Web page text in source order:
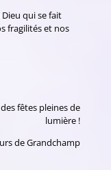
Dieu qui se fait
fragilités et nos
fêtes pleines de
lumière !
de Grandchamp